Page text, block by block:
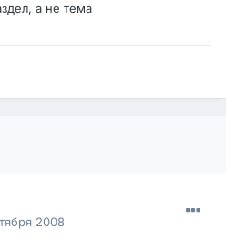
а не тема
2008